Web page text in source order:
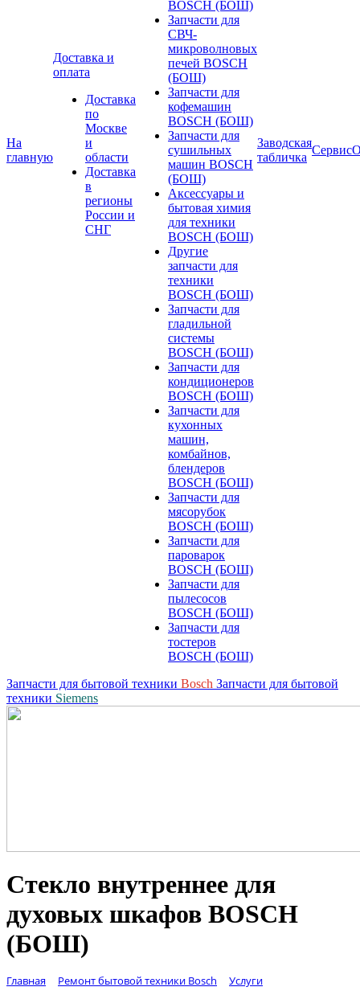
На
главную
Доставка и
оплата
Доставка
по
Москве
и
области
Доставка
в
регионы
России и
СНГ
BOSCH (БОШ)
Запчасти для
СВЧ-
микроволновых
печей BOSCH
(БОШ)
Запчасти для
кофемашин
BOSCH (БОШ)
Запчасти для
сушильных
машин BOSCH
(БОШ)
Аксессуары и
бытовая химия
для техники
BOSCH (БОШ)
Другие
запчасти для
техники
BOSCH (БОШ)
Запчасти для
гладильной
системы
BOSCH (БОШ)
Запчасти для
кондиционеров
BOSCH (БОШ)
Запчасти для
кухонных
машин,
комбайнов,
блендеров
BOSCH (БОШ)
Запчасти для
мясорубок
BOSCH (БОШ)
Запчасти для
пароварок
BOSCH (БОШ)
Запчасти для
пылесосов
BOSCH (БОШ)
Запчасти для
тостеров
BOSCH (БОШ)
Заводская
табличка
Сервис
Запчасти для бытовой техники Bosch Запчасти для бытовой
техники Siemens
Стекло внутреннее для
духовых шкафов BOSCH
(БОШ)
Главная Ремонт бытовой техники Bosch
Услуги